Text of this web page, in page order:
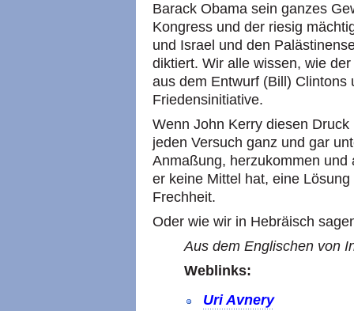
Barack Obama sein ganzes
Kongress und der riesig
und Israel und den
diktiert. Wir alle wissen, wie
aus dem Entwurf (Bill) Clintons
Friedensinitiative.
Wenn John Kerry diesen
jeden Versuch ganz und gar
Anmaßung, herzukommen
er keine Mittel hat, eine
Frechheit.
Oder wie wir in Hebräisch
Aus dem Englischen von
Weblinks:
Uri Avnery